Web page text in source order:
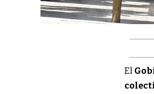
El